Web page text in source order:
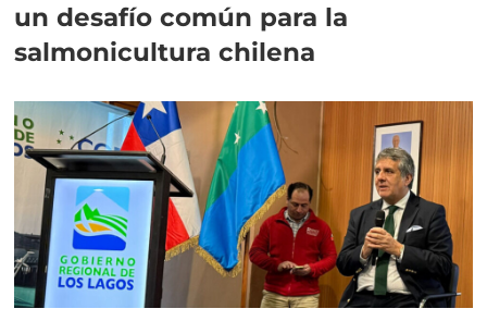
un desafío común para la
salmonicultura chilena